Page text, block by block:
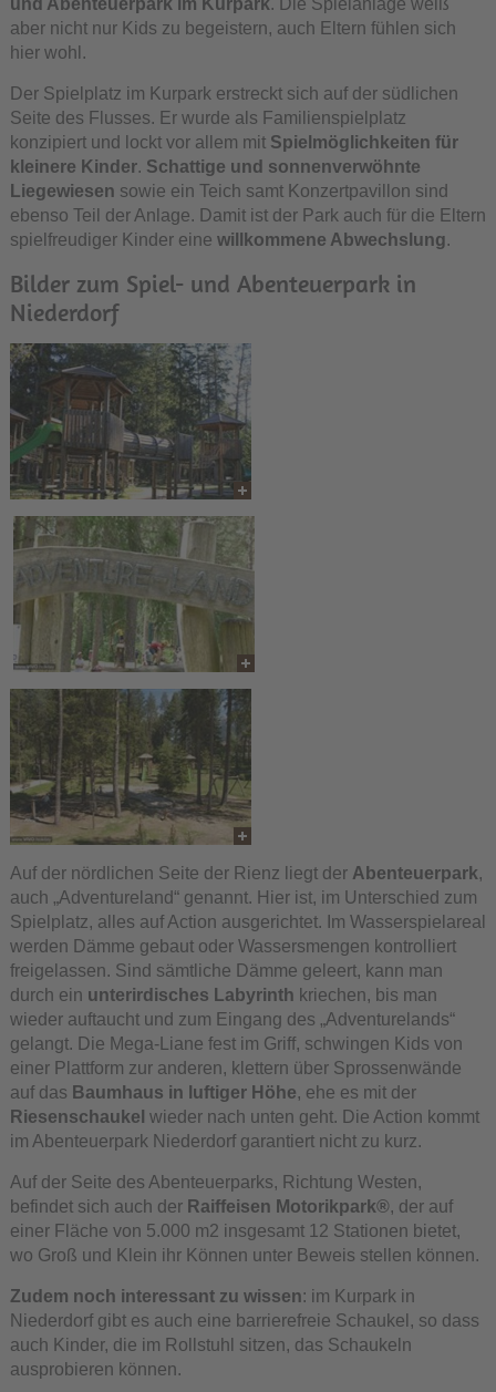
und Abenteuerpark im Kurpark. Die Spielanlage weiß
aber nicht nur Kids zu begeistern, auch Eltern fühlen sich
hier wohl.
Der Spielplatz im Kurpark erstreckt sich auf der südlichen
Seite des Flusses. Er wurde als Familienspielplatz
konzipiert und lockt vor allem mit Spielmöglichkeiten für
kleinere Kinder. Schattige und sonnenverwöhnte
Liegewiesen sowie ein Teich samt Konzertpavillon sind
ebenso Teil der Anlage. Damit ist der Park auch für die Eltern
spielfreudiger Kinder eine willkommene Abwechslung.
Bilder zum Spiel- und Abenteuerpark in
Niederdorf
Auf der nördlichen Seite der Rienz liegt der Abenteuerpark,
auch „Adventureland“ genannt. Hier ist, im Unterschied zum
Spielplatz, alles auf Action ausgerichtet. Im Wasserspielareal
werden Dämme gebaut oder Wassersmengen kontrolliert
freigelassen. Sind sämtliche Dämme geleert, kann man
durch ein unterirdisches Labyrinth kriechen, bis man
wieder auftaucht und zum Eingang des „Adventurelands“
gelangt. Die Mega-Liane fest im Griff, schwingen Kids von
einer Plattform zur anderen, klettern über Sprossenwände
auf das Baumhaus in luftiger Höhe, ehe es mit der
Riesenschaukel wieder nach unten geht. Die Action kommt
im Abenteuerpark Niederdorf garantiert nicht zu kurz.
Auf der Seite des Abenteuerparks, Richtung Westen,
befindet sich auch der Raiffeisen Motorikpark®, der auf
einer Fläche von 5.000 m2 insgesamt 12 Stationen bietet,
wo Groß und Klein ihr Können unter Beweis stellen können.
Zudem noch interessant zu wissen: im Kurpark in
Niederdorf gibt es auch eine barrierefreie Schaukel, so dass
auch Kinder, die im Rollstuhl sitzen, das Schaukeln
ausprobieren können.